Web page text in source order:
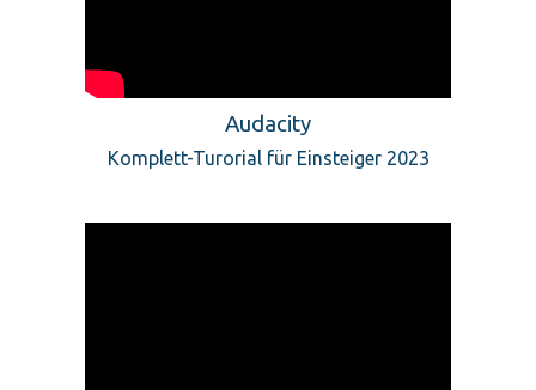
Audacity
Komplett-Turorial für Einsteiger 2023